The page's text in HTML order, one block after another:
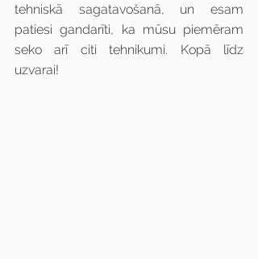
tehniskā sagatavošanā, un esam
patiesi gandarīti, ka mūsu piemēram
seko arī citi tehnikumi. Kopā līdz
uzvarai!